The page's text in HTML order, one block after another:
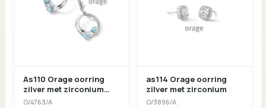
As110 Orage oorring
zilver met zirconium
blauw
O/4763/A
as114 Orage oorring
zilver met zirconium
O/3896/A